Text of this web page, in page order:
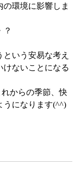
環境に影響しま
？
いう安易な考え
けないことになる
からの季節、快
うになります(^^)